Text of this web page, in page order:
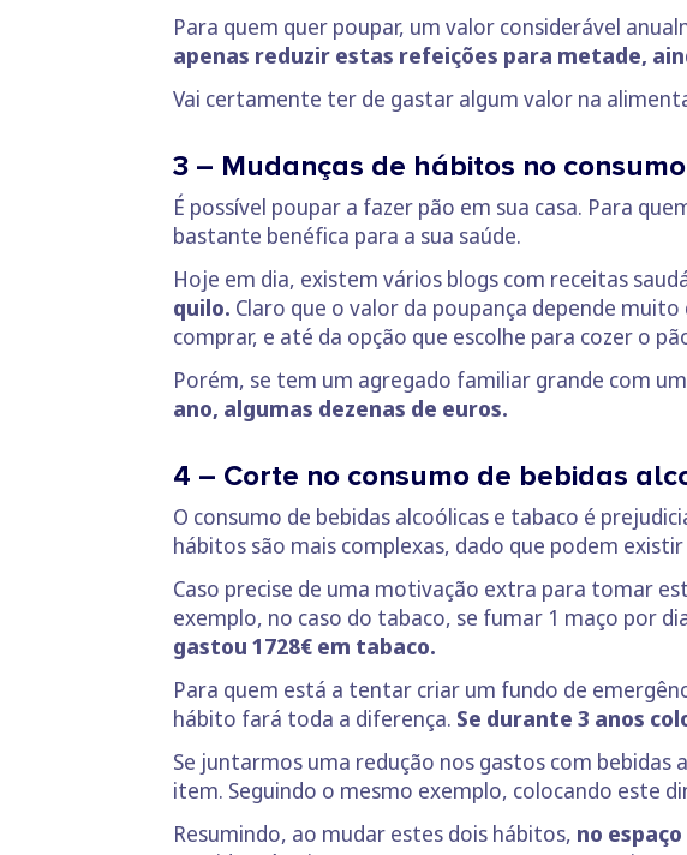
Para quem quer poupar, um valor considerável
apenas reduzir estas refeições para metade,
Vai certamente ter de gastar algum valor na
3 – Mudanças de hábitos no
É possível poupar a fazer pão em sua casa. Para
bastante benéfica para a sua saúde.
Hoje em dia, existem vários blogs com receitas
quilo. Claro que o valor da poupança depende
comprar, e até da opção que escolhe para cozer o
Porém, se tem um agregado familiar grande com
ano, algumas dezenas de euros.
4 – Corte no consumo de bebidas
O consumo de bebidas alcoólicas e tabaco é
hábitos são mais complexas, dado que podem
Caso precise de uma motivação extra para tomar
exemplo, no caso do tabaco, se fumar 1 maço por
gastou 1728€ em tabaco.
Para quem está a tentar criar um fundo de
hábito fará toda a diferença. Se durante 3 anos
Se juntarmos uma redução nos gastos com bebidas
item. Seguindo o mesmo exemplo, colocando este
Resumindo, ao mudar estes dois hábitos, no